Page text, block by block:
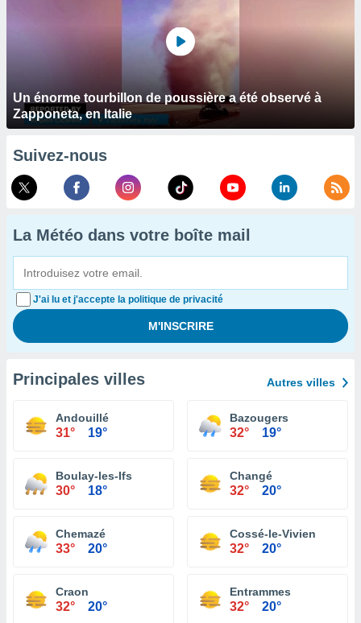
Un énorme tourbillon de poussière a été observé à
Zapponeta, en Italie
Suivez-nous
La Météo dans votre boîte mail
J'ai lu et j'accepte la politique de privacité
Principales villes Autres villes
Andouillé
31° 19°
Bazougers
32° 19°
Boulay-les-Ifs
30° 18°
Changé
32° 20°
Chemazé
33° 20°
Cossé-le-Vivien
32° 20°
Craon
32° 20°
Entrammes
32° 20°